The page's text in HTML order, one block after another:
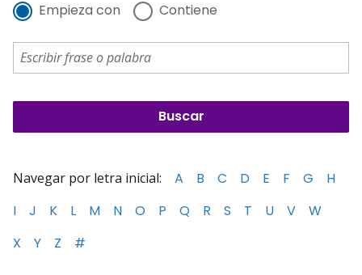
Empieza con Contiene
Navegar por letra inicial: A B C D E F G
H
I
J K L M N O P Q R S T U V
W
X
Y Z #